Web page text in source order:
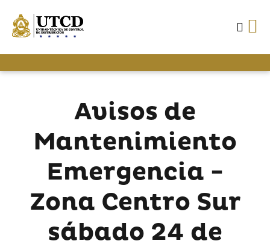
Avisos de
Mantenimiento
Emergencia -
Zona Centro Sur
sábado 24 de